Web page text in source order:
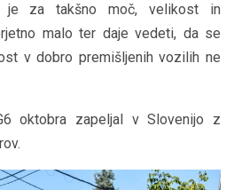
je za takšno moč, velikost in
malo ter daje vedeti, da se
v dobro premišljenih vozilih ne
oktobra zapeljal v Slovenijo z